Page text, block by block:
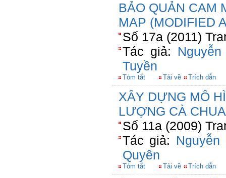
BẢO QUẢN CAM
MAP (MODIFIED
Số 17a (2011)
Tác giả:
Tuyền
Tóm tắt Tải về Trích dẫn
XÂY DỰNG MÔ
LƯỢNG CÀ
Số 11a (2009)
Tác giả: Nguyễn
Quyên
Tóm tắt Tải về Trích dẫn